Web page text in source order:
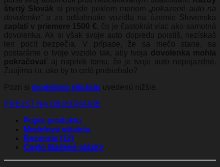
štvrtý Slovák si prejde peklom menom „
pokazené auto na
dovolenke
“ a za odtiahnutie vozidla na územie Slovenska
zaplatí v priemere 1500 €
, čo je častokrát viac ako samotná
dovolenka. Ak si však svoje auto dopredu poistíš, nezískaš
len pocit bezpečia. V prípade, že sa niečo stane, sa
postaráme o tvoje vozidlo tak, aby tvoja dovolenka mohla
pokračovať
aj napriek tomu, že je tvoje auto nepojazdné.
Zaujíma ťa, ako by to celé prebiehalo?
Pozri si modelovú situáciu
uvedenú nižšie.
PREJSŤ NA OBJEDNANIE
Popis produktu
Modelová situácia
Recenzie (12)
Často kladené otázky